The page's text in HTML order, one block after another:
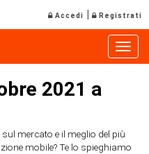
Accedi | Registrati
2021 a
sul mercato e il meglio del più
mobile? Te lo spieghiamo